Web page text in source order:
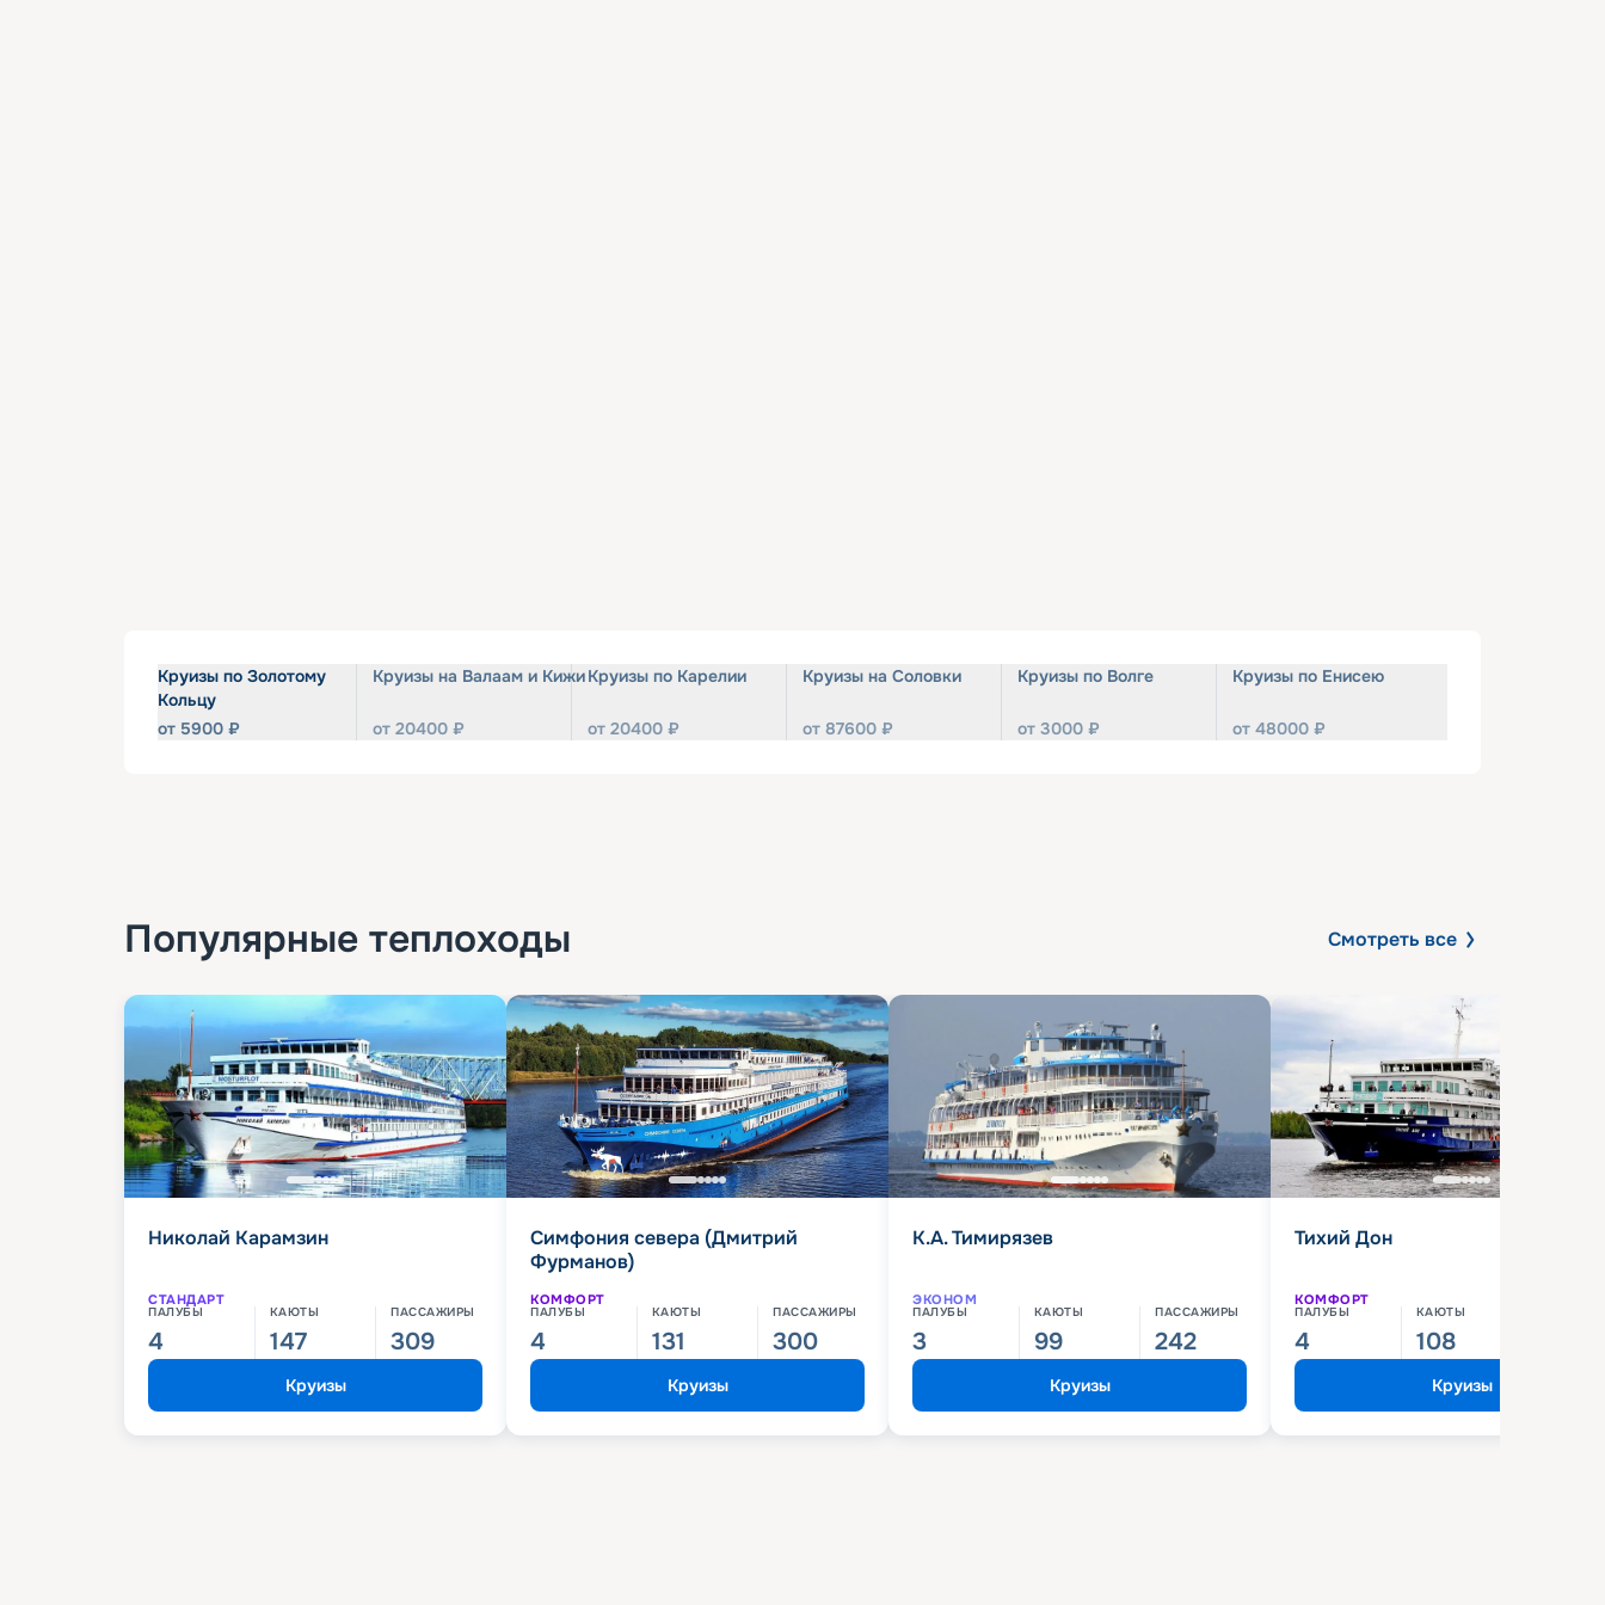
Круизы по Золотому
Кольцу
от 5900 ₽
Круизы на Валаам и Кижи
от 20400 ₽
Круизы по Карелии
от 20400 ₽
Круизы на Соловки
от 87600 ₽
Круизы по Волге
от 3000 ₽
Круизы по Енисею
от 48000 ₽
Популярные теплоходы Смотреть все
Николай Карамзин
СТАНДАРТ
ПАЛУБЫ
4
КАЮТЫ
147
ПАССАЖИРЫ
309
Круизы
Симфония севера (Дмитрий
Фурманов)
КОМФОРТ
ПАЛУБЫ
4
КАЮТЫ
131
ПАССАЖИРЫ
300
Круизы
К.А. Тимирязев
ЭКОНОМ
ПАЛУБЫ
3
КАЮТЫ
99
ПАССАЖИРЫ
242
Круизы
Тихий Дон
КОМФОРТ
ПАЛУБЫ
4
КАЮТЫ
108
Круизы